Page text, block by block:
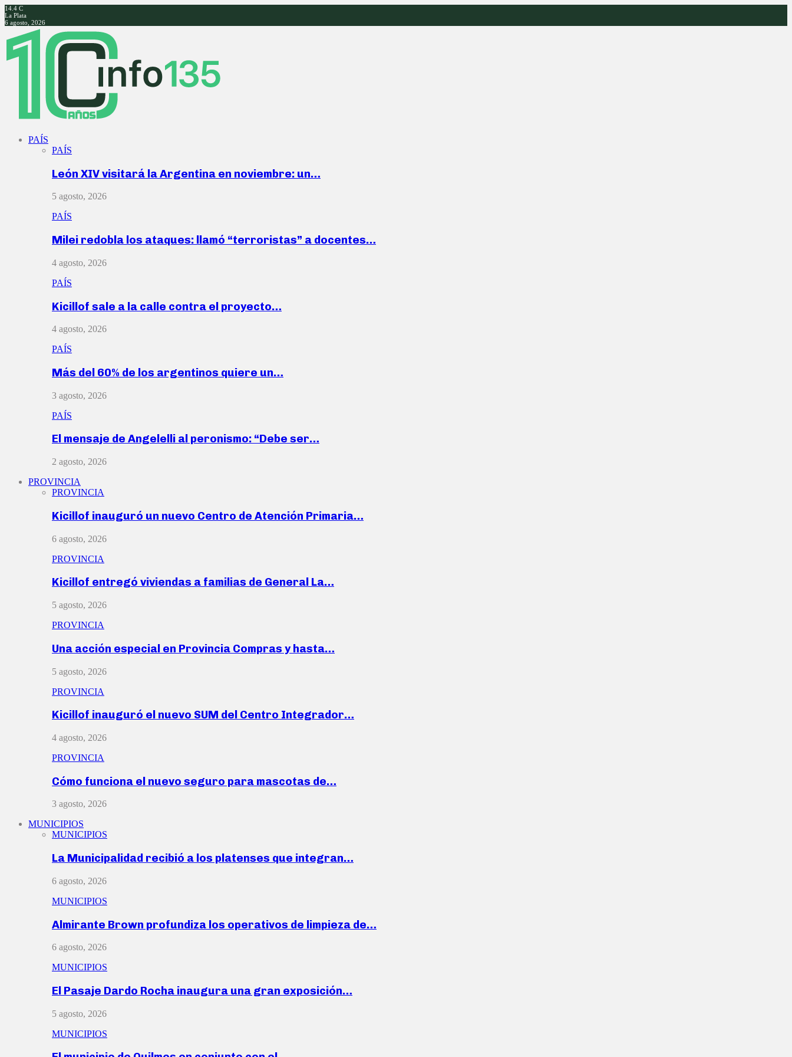
14.4 C
La Plata
6 agosto, 2026
Facebook
Twitter
Instagram
Youtube
PAÍS
PAÍS
León XIV visitará la Argentina en noviembre: un…
5 agosto, 2026
PAÍS
Milei redobla los ataques: llamó “terroristas” a docentes…
4 agosto, 2026
PAÍS
Kicillof sale a la calle contra el proyecto…
4 agosto, 2026
PAÍS
Más del 60% de los argentinos quiere un…
3 agosto, 2026
PAÍS
El mensaje de Angelelli al peronismo: “Debe ser…
2 agosto, 2026
PROVINCIA
PROVINCIA
Kicillof inauguró un nuevo Centro de Atención Primaria…
6 agosto, 2026
PROVINCIA
Kicillof entregó viviendas a familias de General La…
5 agosto, 2026
PROVINCIA
Una acción especial en Provincia Compras y hasta…
5 agosto, 2026
PROVINCIA
Kicillof inauguró el nuevo SUM del Centro Integrador…
4 agosto, 2026
PROVINCIA
Cómo funciona el nuevo seguro para mascotas de…
3 agosto, 2026
MUNICIPIOS
MUNICIPIOS
La Municipalidad recibió a los platenses que integran…
6 agosto, 2026
MUNICIPIOS
Almirante Brown profundiza los operativos de limpieza de…
6 agosto, 2026
MUNICIPIOS
El Pasaje Dardo Rocha inaugura una gran exposición…
5 agosto, 2026
MUNICIPIOS